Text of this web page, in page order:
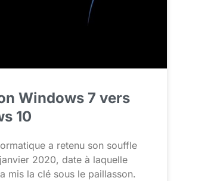
Windows 7 vers
10
a retenu son souffle
janvier 2020, date à laquelle
mis la clé sous le paillasson.